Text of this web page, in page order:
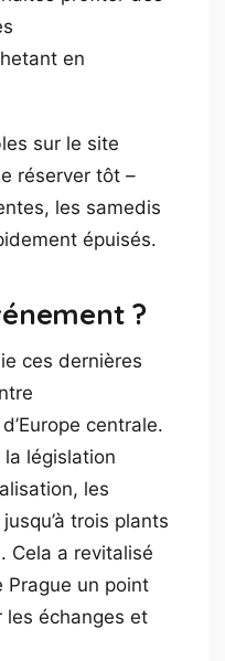
en
sur le site
réserver tôt –
les samedis
épuisés.
?
ces dernières
centrale.
la législation
les
trois plants
Cela a revitalisé
Prague un point
les échanges et